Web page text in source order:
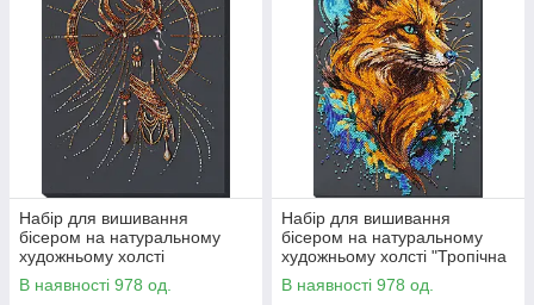
Набір для вишивання
бісером на натуральному
художньому холсті
"Народжена сяяти" Абрис
Арт AB-985
В наявності 978 од.
Набір для вишивання
бісером на натуральному
художньому холсті "Тропічна
гостя" Абрис Арт AB-988
В наявності 978 од.